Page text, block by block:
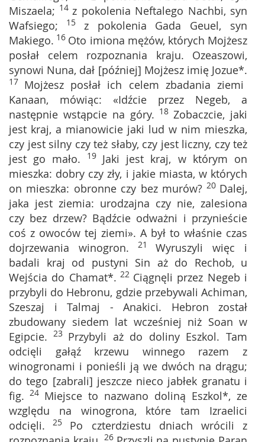
Miszaela; 14 z pokolenia Neftalego Nachbi, syn
Wafsiego; 15 z pokolenia Gada Geuel, syn
Makiego. 16 Oto imiona mężów, których Mojżesz
posłał celem rozpoznania kraju. Ozeaszowi,
synowi Nuna, dał [później] Mojżesz imię Jozue*.
17 Mojżesz posłał ich celem zbadania ziemi
Kanaan, mówiąc: «Idźcie przez Negeb, a
następnie wstąpcie na góry. 18 Zobaczcie, jaki
jest kraj, a mianowicie jaki lud w nim mieszka,
czy jest silny czy też słaby, czy jest liczny, czy też
jest go mało. 19 Jaki jest kraj, w którym on
mieszka: dobry czy zły, i jakie miasta, w których
on mieszka: obronne czy bez murów? 20 Dalej,
jaka jest ziemia: urodzajna czy nie, zalesiona
czy bez drzew? Bądźcie odważni i przynieście
coś z owoców tej ziemi». A był to właśnie czas
dojrzewania winogron. 21Wyruszyli więc i
badali kraj od pustyni Sin aż do Rechob, u
Wejścia do Chamat*. 22 Ciągnęli przez Negeb i
przybyli do Hebronu, gdzie przebywali Achiman,
Szeszaj i Talmaj - Anakici. Hebron został
zbudowany siedem lat wcześniej niż Soan w
Egipcie. 23 Przybyli aż do doliny Eszkol. Tam
odcięli gałąź krzewu winnego razem z
winogronami i ponieśli ją we dwóch na drągu;
do tego [zabrali] jeszcze nieco jabłek granatu i
fig. 24 Miejsce to nazwano doliną Eszkol*, ze
względu na winogrona, które tam Izraelici
odcięli. 25 Po czterdziestu dniach wrócili z
26